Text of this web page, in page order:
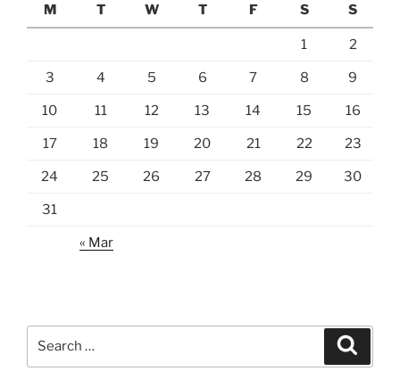
M
T W T F S S
1 2
3 4 5 6 7 8 9
10 11 12 13 14 15 16
17 18 19 20 21 22 23
24 25 26 27 28 29 30
31
« Mar